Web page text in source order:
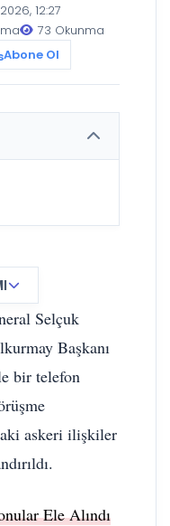
12:27
73 Okunma
Abone Ol
Selçuk
Başkanı
bir telefon
askeri ilişkiler
Ele Alındı